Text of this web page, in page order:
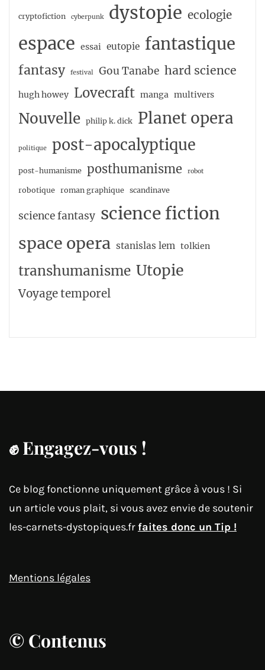
cryptofiction cyberpunk dystopie ecologie
espace essai eutopie fantastique
fantasy festival Gou Tanabe hard science
hugh howey Lovecraft manga multivers
Nouvelle philip k. dick Planet opera
politique post-apocalyptique
post-humanisme posthumanisme robot
robotique roman graphique scandinave
science fantasy science fiction
space opera stanislas lem tolkien
transhumanisme Utopie
Voyage temporel
✊Engagez-vous !
Ce blog fonctionne uniquement grâce à vous ! Si
un article vous plait, si vous avez envie de soutenir
les-carnets-dystopiques.fr faites donc un Tip !
Mentions légales
© Contenus